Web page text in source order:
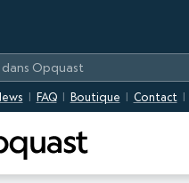
FAQ Boutique Contact
dans Opquast